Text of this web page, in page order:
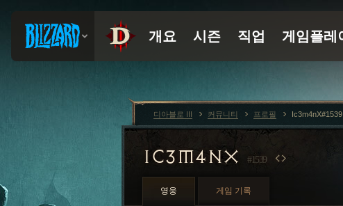
IC3M4NX #1539
영웅 게임 기록
디아블로 III 커뮤니티 프로필 Ic3m4nX#1539